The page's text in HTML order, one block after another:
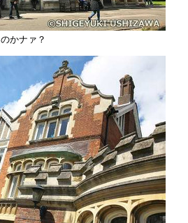
かナァ？